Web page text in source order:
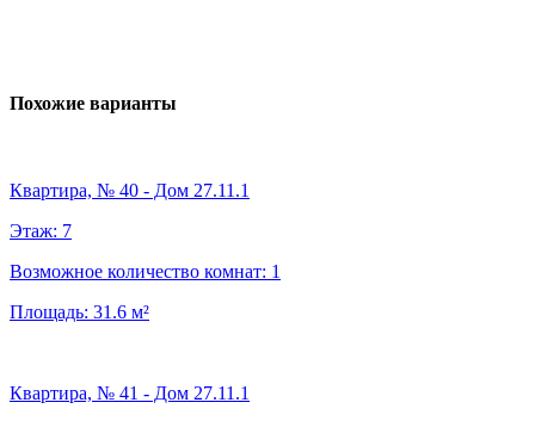
Похожие варианты
Квартира, № 40 - Дом 27.11.1
Этаж: 7
Возможное количество комнат: 1
Площадь: 31.6 м²
Квартира, № 41 - Дом 27.11.1